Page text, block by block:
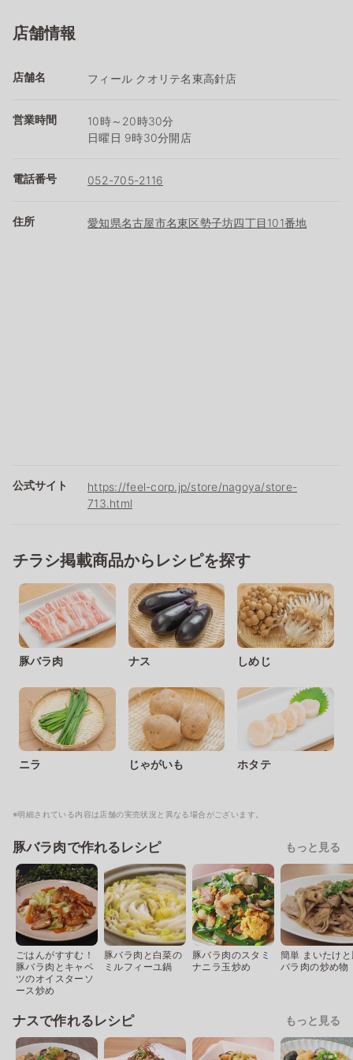
店舗情報
店舗名 フィール クオリテ名東高針店
営業時間
10時～20時30分
日曜日 9時30分開店
電話番号 052-705-2116
住所 愛知県名古屋市名東区勢子坊四丁目101番地
公式サイト
https://feel-corp.jp/store/nagoya/store-
713.html
チラシ掲載商品からレシピを探す
豚バラ肉 ナス しめじ
ニラ じゃがいも ホタテ
※明細されている内容は店舗の実売状況と異なる場合がございます。
豚バラ肉で作れるレシピ もっと見る
ごはんがすすむ！
豚バラ肉とキャベ
ツのオイスターソ
ース炒め
豚バラ肉と白菜の
ミルフィーユ鍋
豚バラ肉のスタミ
ナニラ玉炒め
簡単 まいたけ
バラ肉の炒め物
ナスで作れるレシピ もっと見る